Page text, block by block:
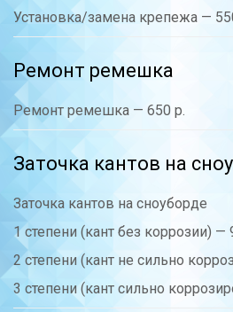
Установка/замена крепежа —
Ремонт ремешка
Ремонт ремешка — 650 р.
Заточка кантов на
Заточка кантов на сноуборде
1 степени (кант без коррозии) —
2 степени (кант не сильно
3 степени (кант сильно